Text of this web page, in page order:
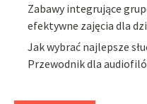
Zabawy integrujące
efektywne zajęcia dla
Jak wybrać najlepsze
Przewodnik dla